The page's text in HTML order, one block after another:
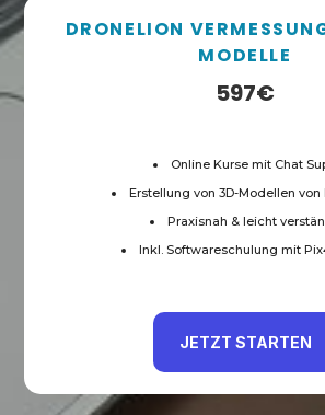
DRONELION
MODELLE
597€
Online Kurse mit Chat
Erstellung von 3D-Modellen
Praxisnah & leicht
Inkl. Softwareschulung mit
JETZT STARTEN